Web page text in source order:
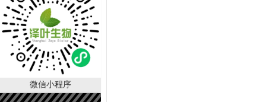
微信小程序
SLCO4A1 antibody
ZY62713
￥1050.00
已有66人购买